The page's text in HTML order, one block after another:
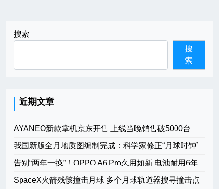
搜索
搜
索
近期文章
AYANEO新款掌机京东开售 上线当晚销售破5000台
我国新版全月地质图编制完成：科学家修正“月球时钟”
告别“两年一换”！OPPO A6 Pro久用如新 电池耐用6年
SpaceX火箭残骸撞击月球 多个月球轨道器搜寻撞击点